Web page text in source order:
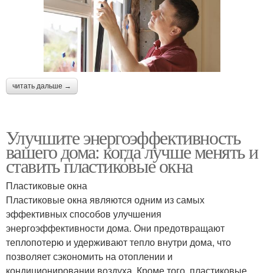
читать дальше →
Улучшите энергоэффективность
вашего дома: когда лучше менять и
ставить пластиковые окна
Пластиковые окна
Пластиковые окна являются одним из самых
эффективных способов улучшения
энергоэффективности дома. Они предотвращают
теплопотерю и удерживают тепло внутри дома, что
позволяет сэкономить на отоплении и